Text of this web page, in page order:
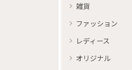
雑貨
ファッション
レディース
オリジナル